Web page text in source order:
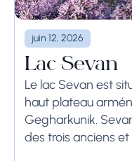
juin 12, 2026
Lac Sevan
Le lac Sevan est
haut plateau
Gegharkunik.
des trois anciens